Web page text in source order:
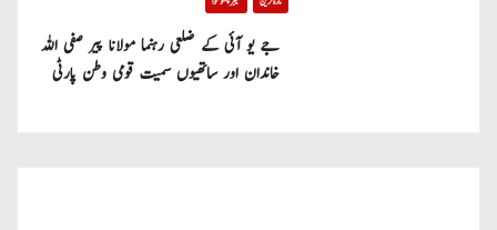
جے یو آئی کے ضلعی رہنما مولانا پیر صفی اللہ
خاندان اور ساتھیوں سمیت قومی وطن پارٹی